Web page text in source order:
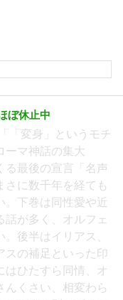
ぼ休止中
「変身」というモチ
ーマ神話の集大
る最後の宣言「名声
さに数千年を経ても
。下巻は同性愛や近
話が多く、オルフェ
後半はイリアス、
スの補足といった印
はひたすら同情、オ
んくさい、相変わら